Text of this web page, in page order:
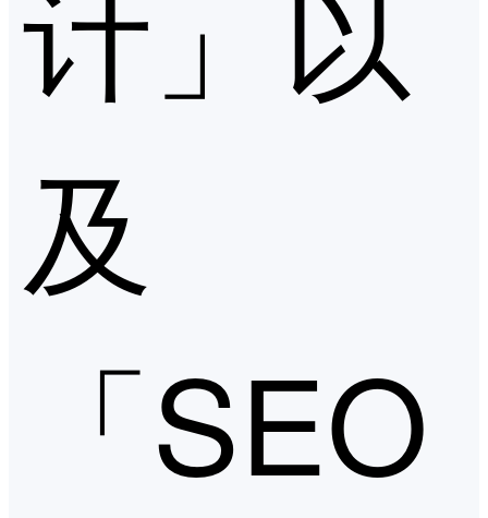
及
「SEO